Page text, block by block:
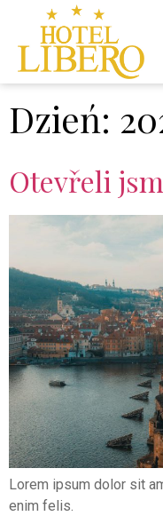
Dzień:
Otevřeli
Lorem ipsum dolor sit
enim felis.